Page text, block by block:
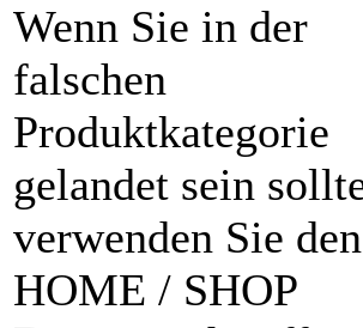
Wenn Sie in der
falschen
Produktkategorie
gelandet sein
verwenden Sie den
HOME / SHOP